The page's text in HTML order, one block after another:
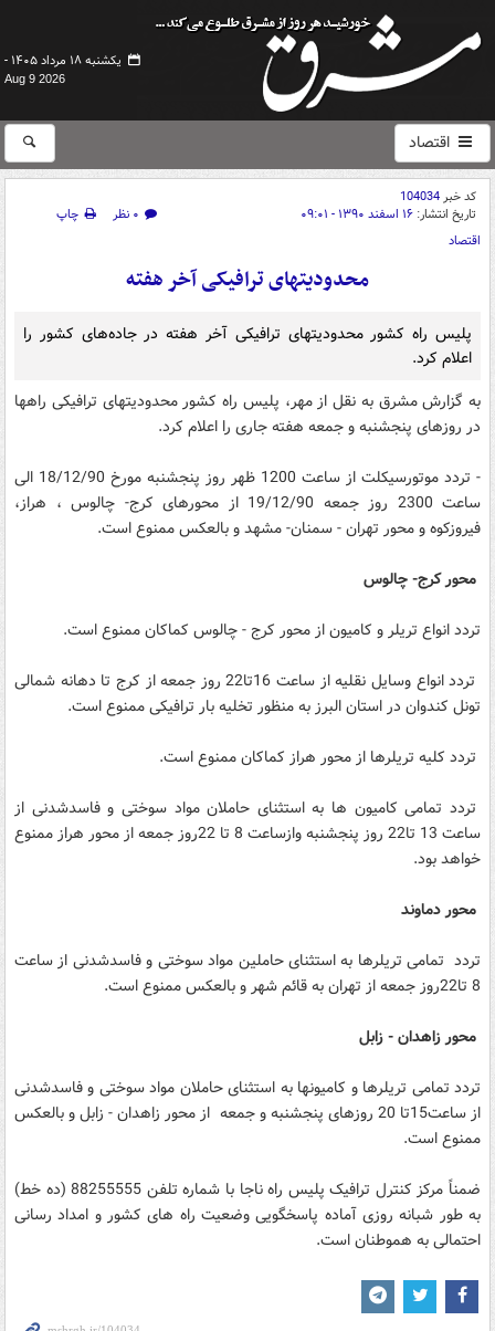
یکشنبه ۱۸ مرداد ۱۴۰۵ -
Aug 9 2026
اقتصاد
کد خبر104034
تاریخ انتشار: ۱۶ اسفند ۱۳۹۰ - ۰۹:۰۱ ۰ نظر
چاپ
اقتصاد
محدودیتهای ترافیکی آخر هفته
پلیس راه کشور محدودیتهای ترافیکی آخر هفته در جاده‌های کشور را
اعلام کرد.
به گزارش مشرق به نقل از مهر، پلیس راه کشور محدودیتهای ترافیکی راهها
در روزهای پنجشنبه و جمعه هفته جاری را اعلام کرد.
- تردد موتورسیکلت از ساعت 1200 ظهر روز پنجشنبه مورخ 18/12/90 الی
ساعت 2300 روز جمعه 19/12/90 از محورهای کرج- چالوس ، هراز،
فیروزکوه و محور تهران - سمنان- مشهد و بالعکس ممنوع است.
محور کرج- چالوس
تردد انواع تریلر و کامیون از محور کرج - چالوس کماکان ممنوع است.
تردد انواع وسایل نقلیه از ساعت 16تا22 روز جمعه از کرج تا دهانه شمالی
تونل کندوان در استان البرز به منظور تخلیه بار ترافیکی ممنوع است.
تردد کلیه تریلرها از محور هراز کماکان ممنوع است.
تردد تمامی کامیون ها به استثنای حاملان مواد سوختی و فاسدشدنی از
ساعت 13 تا22 روز پنجشنبه وازساعت 8 تا 22روز جمعه از محور هراز ممنوع
خواهد بود.
محور دماوند
تردد تمامی تریلرها به استثنای حاملین مواد سوختی و فاسدشدنی از ساعت
8 تا22روز جمعه از تهران به قائم شهر و بالعکس ممنوع است.
محور زاهدان - زابل
تردد تمامی تریلرها و کامیونها به استثنای حاملان مواد سوختی و فاسدشدنی
از ساعت15تا 20 روزهای پنجشنبه و جمعه از محور زاهدان - زابل و بالعکس
ممنوع است.
ضمناً مرکز کنترل ترافیک پلیس راه ناجا با شماره تلفن 88255555 (ده خط)
به طور شبانه روزی آماده پاسخگویی وضعیت راه های کشور و امداد رسانی
احتمالی به هموطنان است.